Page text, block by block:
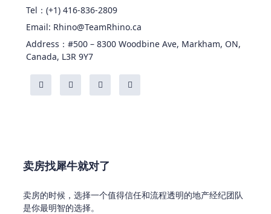
Tel：(+1) 416-836-2809
Email: Rhino@TeamRhino.ca
Address：#500 – 8300 Woodbine Ave, Markham, ON,
Canada, L3R 9Y7
卖房找犀牛就对了
卖房的时候，选择一个值得信任和流程透明的地产经纪团队
是你最明智的选择。